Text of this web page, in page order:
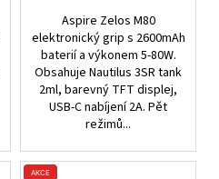
Aspire Zelos M80
elektronický grip s 2600mAh
baterií a výkonem 5-80W.
Obsahuje Nautilus 3SR tank
2ml, barevný TFT displej,
USB-C nabíjení 2A. Pět
režimů...
AKCE